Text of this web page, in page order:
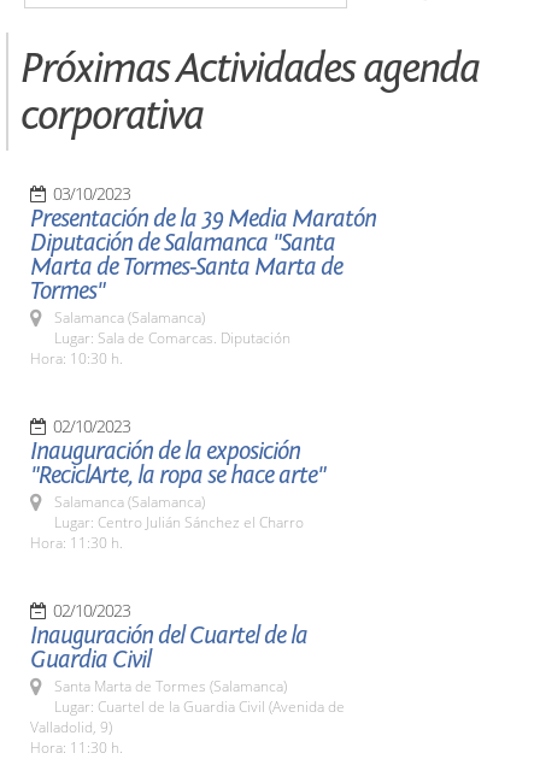
Próximas Actividades agenda
corporativa
03/10/2023
Presentación de la 39 Media Maratón
Diputación de Salamanca "Santa
Marta de Tormes-Santa Marta de
Tormes"
Salamanca (Salamanca)
Lugar: Sala de Comarcas. Diputación
Hora: 10:30 h.
02/10/2023
Inauguración de la exposición
"ReciclArte, la ropa se hace arte"
Salamanca (Salamanca)
Lugar: Centro Julián Sánchez el Charro
Hora: 11:30 h.
02/10/2023
Inauguración del Cuartel de la
Guardia Civil
Santa Marta de Tormes (Salamanca)
Lugar: Cuartel de la Guardia Civil (Avenida de
Valladolid, 9)
Hora: 11:30 h.